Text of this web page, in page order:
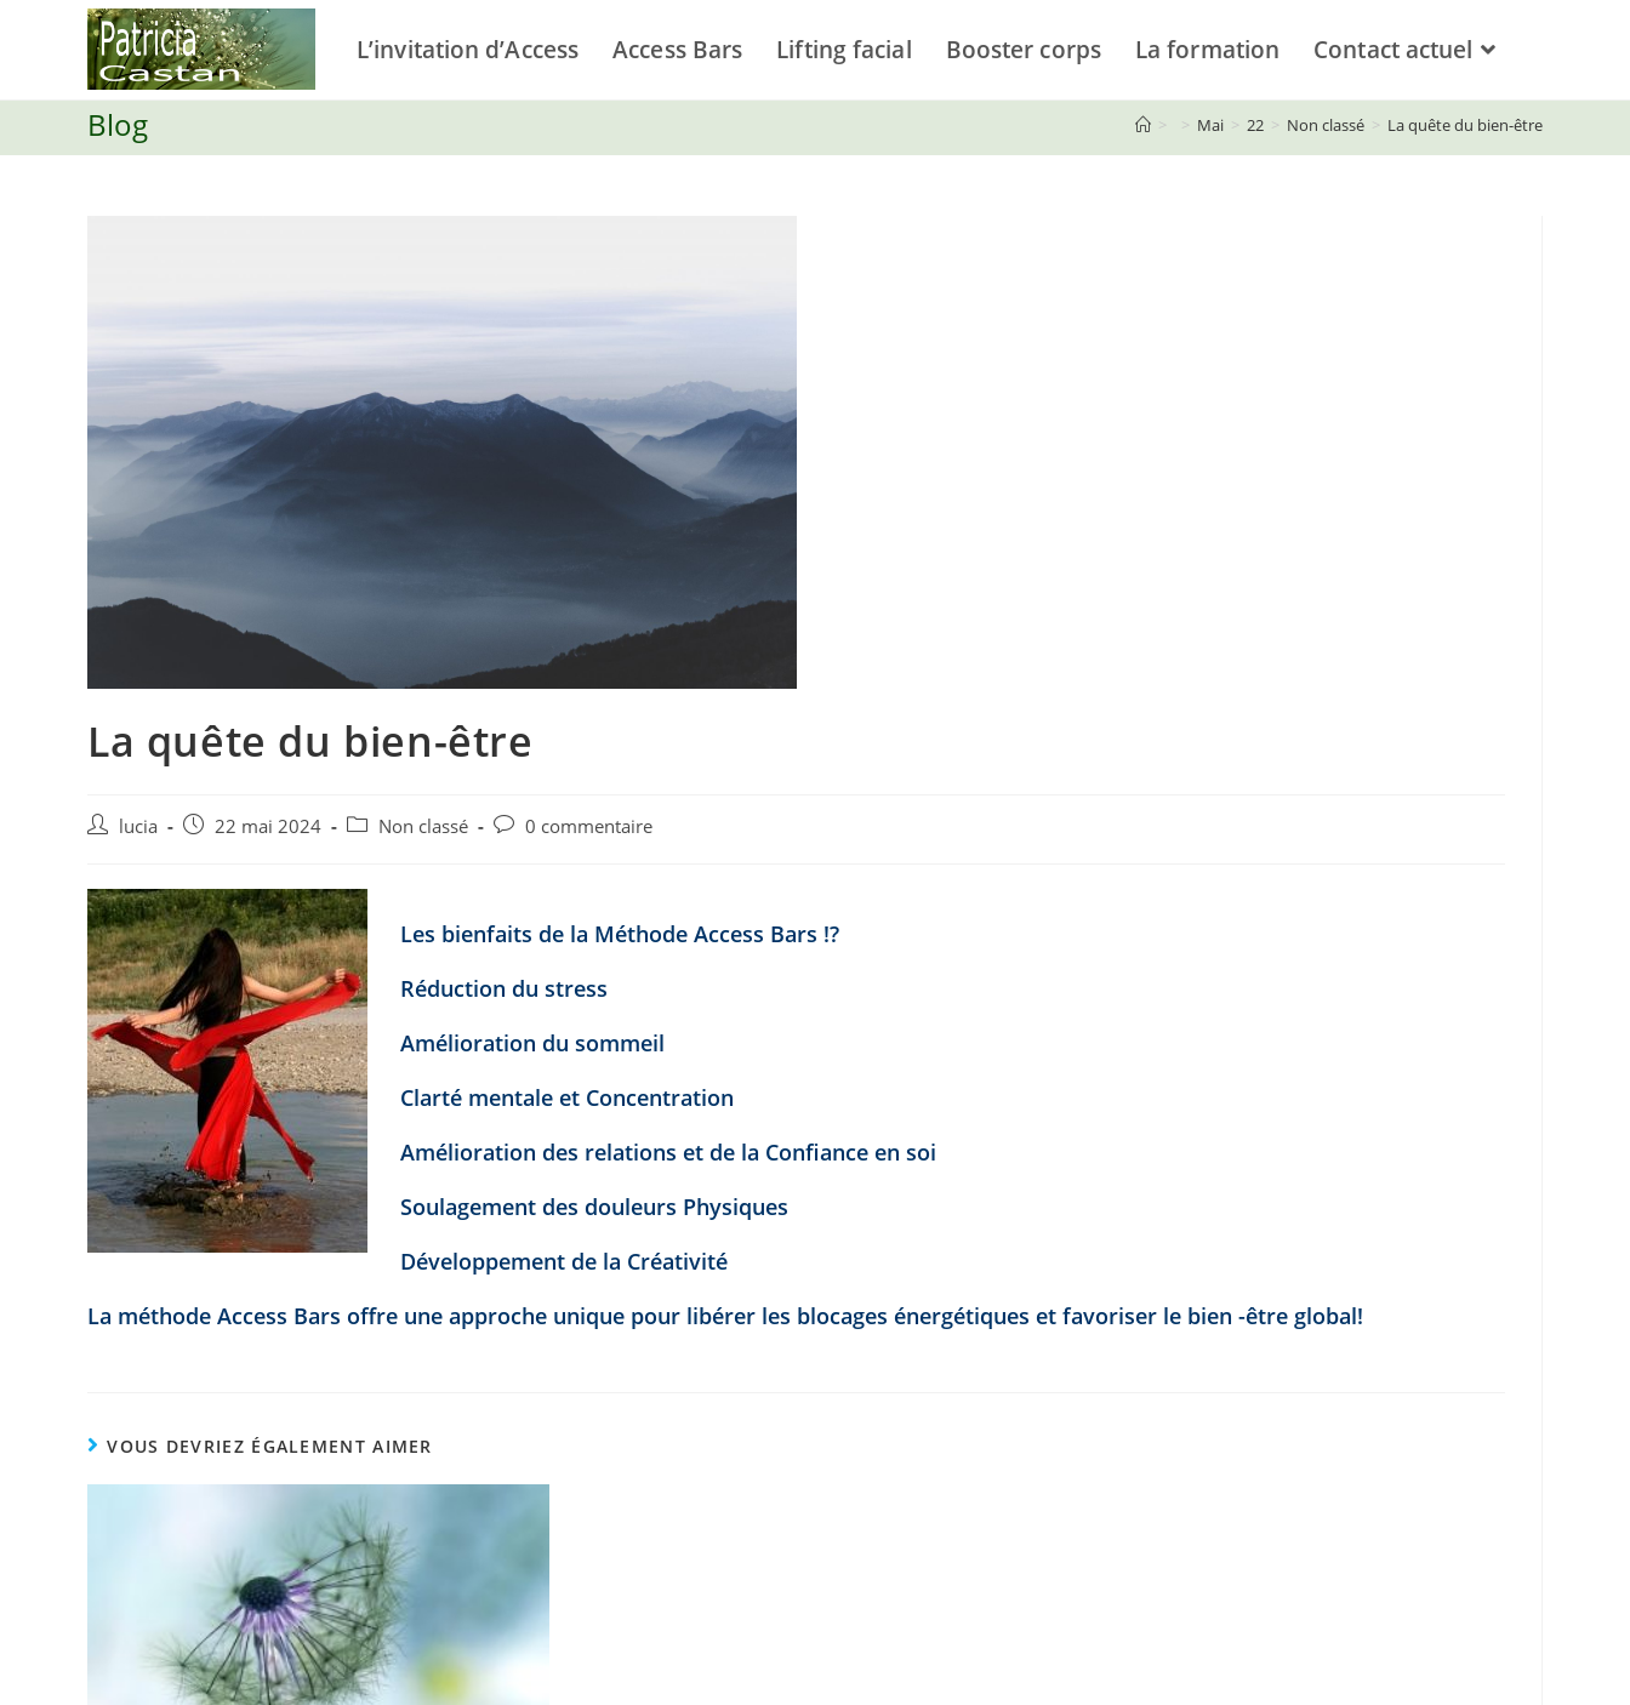
L’invitation d’Access Access Bars Lifting facial Booster corps La formation Contact actuel
Blog > > Mai > 22 > Non classé > La quête du bien-être
La quête du bien-être
Auteur/autrice
publication :
lucia
Post 22 mai 2024
Post Non classé
Post0 commentaire
Les bienfaits de la Méthode Access Bars !?
Réduction du stress
Amélioration du sommeil
Clarté mentale et Concentration
Amélioration des relations et de la Confiance en soi
Soulagement des douleurs Physiques
Développement de la Créativité
La méthode Access Bars offre une approche unique pour libérer les blocages énergétiques et favoriser le bien -être global!
VOUS DEVRIEZ ÉGALEMENT AIMER